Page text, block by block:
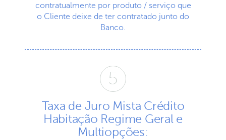
contratualmente por produto / serviço que
o Cliente deixe de ter contratado junto do
Banco.
Taxa de Juro Mista Crédito
Habitação Regime Geral e
Multiopções: